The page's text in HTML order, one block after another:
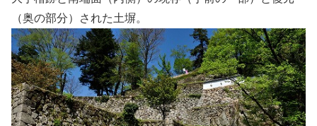
（奥の部分）された土塀。